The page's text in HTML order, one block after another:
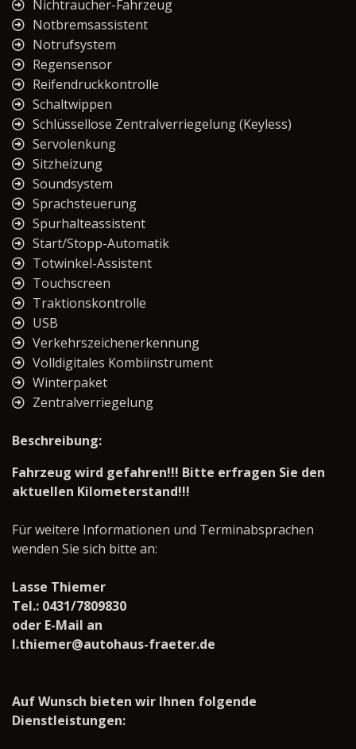
Nichtraucher-Fahrzeug
Notbremsassistent
Notrufsystem
Regensensor
Reifendruckkontrolle
Schaltwippen
Schlüssellose Zentralverriegelung (Keyless)
Servolenkung
Sitzheizung
Soundsystem
Sprachsteuerung
Spurhalteassistent
Start/Stopp-Automatik
Totwinkel-Assistent
Touchscreen
Traktionskontrolle
USB
Verkehrszeichenerkennung
Volldigitales Kombiinstrument
Winterpaket
Zentralverriegelung
Beschreibung:
Fahrzeug wird gefahren!!! Bitte erfragen Sie den
aktuellen Kilometerstand!!!
Für weitere Informationen und Terminabsprachen
wenden Sie sich bitte an:
Lasse Thiemer
Tel.: 0431/7809830
oder E-Mail an
l.thiemer@autohaus-fraeter.de
Auf Wunsch bieten wir Ihnen folgende
Dienstleistungen: